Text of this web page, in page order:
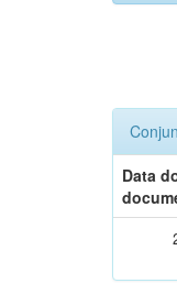
Data